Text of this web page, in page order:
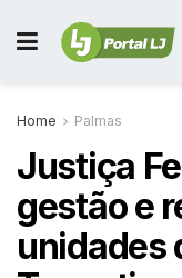
Home Palmas
Justiça
gestão e
unidades